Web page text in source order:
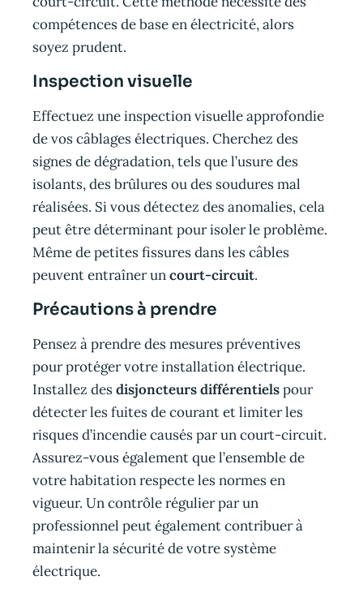
compétences de base en électricité, alors
soyez prudent.
Inspection visuelle
Effectuez une inspection visuelle approfondie
de vos câblages électriques. Cherchez des
signes de dégradation, tels que l’usure des
isolants, des brûlures ou des soudures mal
réalisées. Si vous détectez des anomalies, cela
peut être déterminant pour isoler le problème.
Même de petites fissures dans les câbles
peuvent entraîner uncourt-circuit.
Précautions à prendre
Pensez à prendre des mesures préventives
pour protéger votre installation électrique.
Installez desdisjoncteurs différentielspour
détecter les fuites de courant et limiter les
risques d’incendie causés par un court-circuit.
Assurez-vous également que l’ensemble de
votre habitation respecte les normes en
vigueur. Un contrôle régulier par un
professionnel peut également contribuer à
maintenir la sécurité de votre système
électrique.